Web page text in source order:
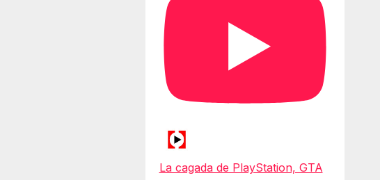
La cagada de PlayStation, GTA